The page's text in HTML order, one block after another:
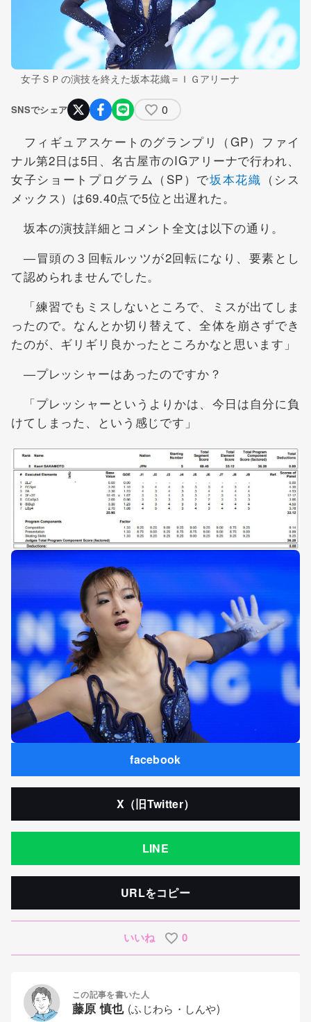
女子ＳＰの演技を終えた坂本花織＝ＩＧアリーナ
SNSでシェア 0
フィギュアスケートのグランプリ（GP）ファイ
ナル第2日は5日、名古屋市のIGアリーナで行われ、
女子ショートプログラム（SP）で坂本花織 （シス
メックス）は69.40点で5位と出遅れた。
坂本の演技詳細とコメント全文は以下の通り。
―冒頭の３回転ルッツが2回転になり、要素とし
て認められませんでした。
「練習でもミスしないところで、ミスが出てしま
ったので。なんとか切り替えて、全体を崩さずでき
たのが、ギリギリ良かったところかなと思います」
―プレッシャーはあったのですか？
「プレッシャーというよりかは、今日は自分に負
けてしまった、という感じです」
facebook
X（旧Twitter）
LINE
URLをコピー
いいね 0
この記事を書いた人
藤原 慎也 (ふじわら・しんや)